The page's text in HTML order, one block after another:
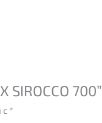
700”
с *